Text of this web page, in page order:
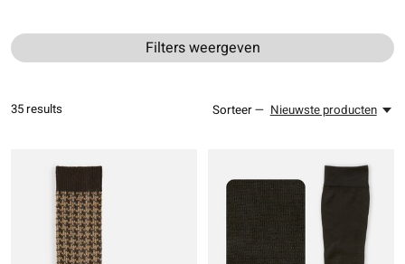
Filters weergeven
35 results Sorteer — Nieuwste producten